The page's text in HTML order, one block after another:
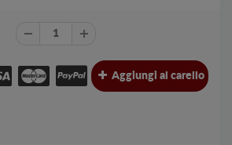
Aggiungi al carello